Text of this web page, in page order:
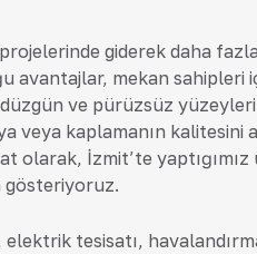
giderek daha
avantajlar, mekan sahipleri
ve pürüzsüz
kaplamanın kalitesini
olarak, İzmit’te
gösteriyoruz.
elektrik tesisatı,